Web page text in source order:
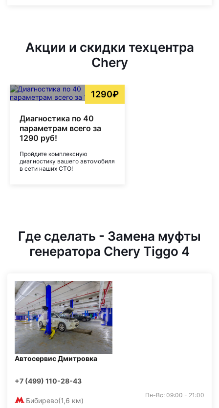
Акции и скидки техцентра
Chery
1290₽
Диагностика по 40
параметрам всего за
1290 руб!
Пройдите комплексную
диагностику вашего автомобиля
в сети наших СТО!
Где сделать - Замена муфты
генератора Chery Tiggo 4
Автосервис Дмитровка
+7 (499) 110-28-43
Бибирево(1,6 км)
Пн-Вс: 09:00 - 21:00